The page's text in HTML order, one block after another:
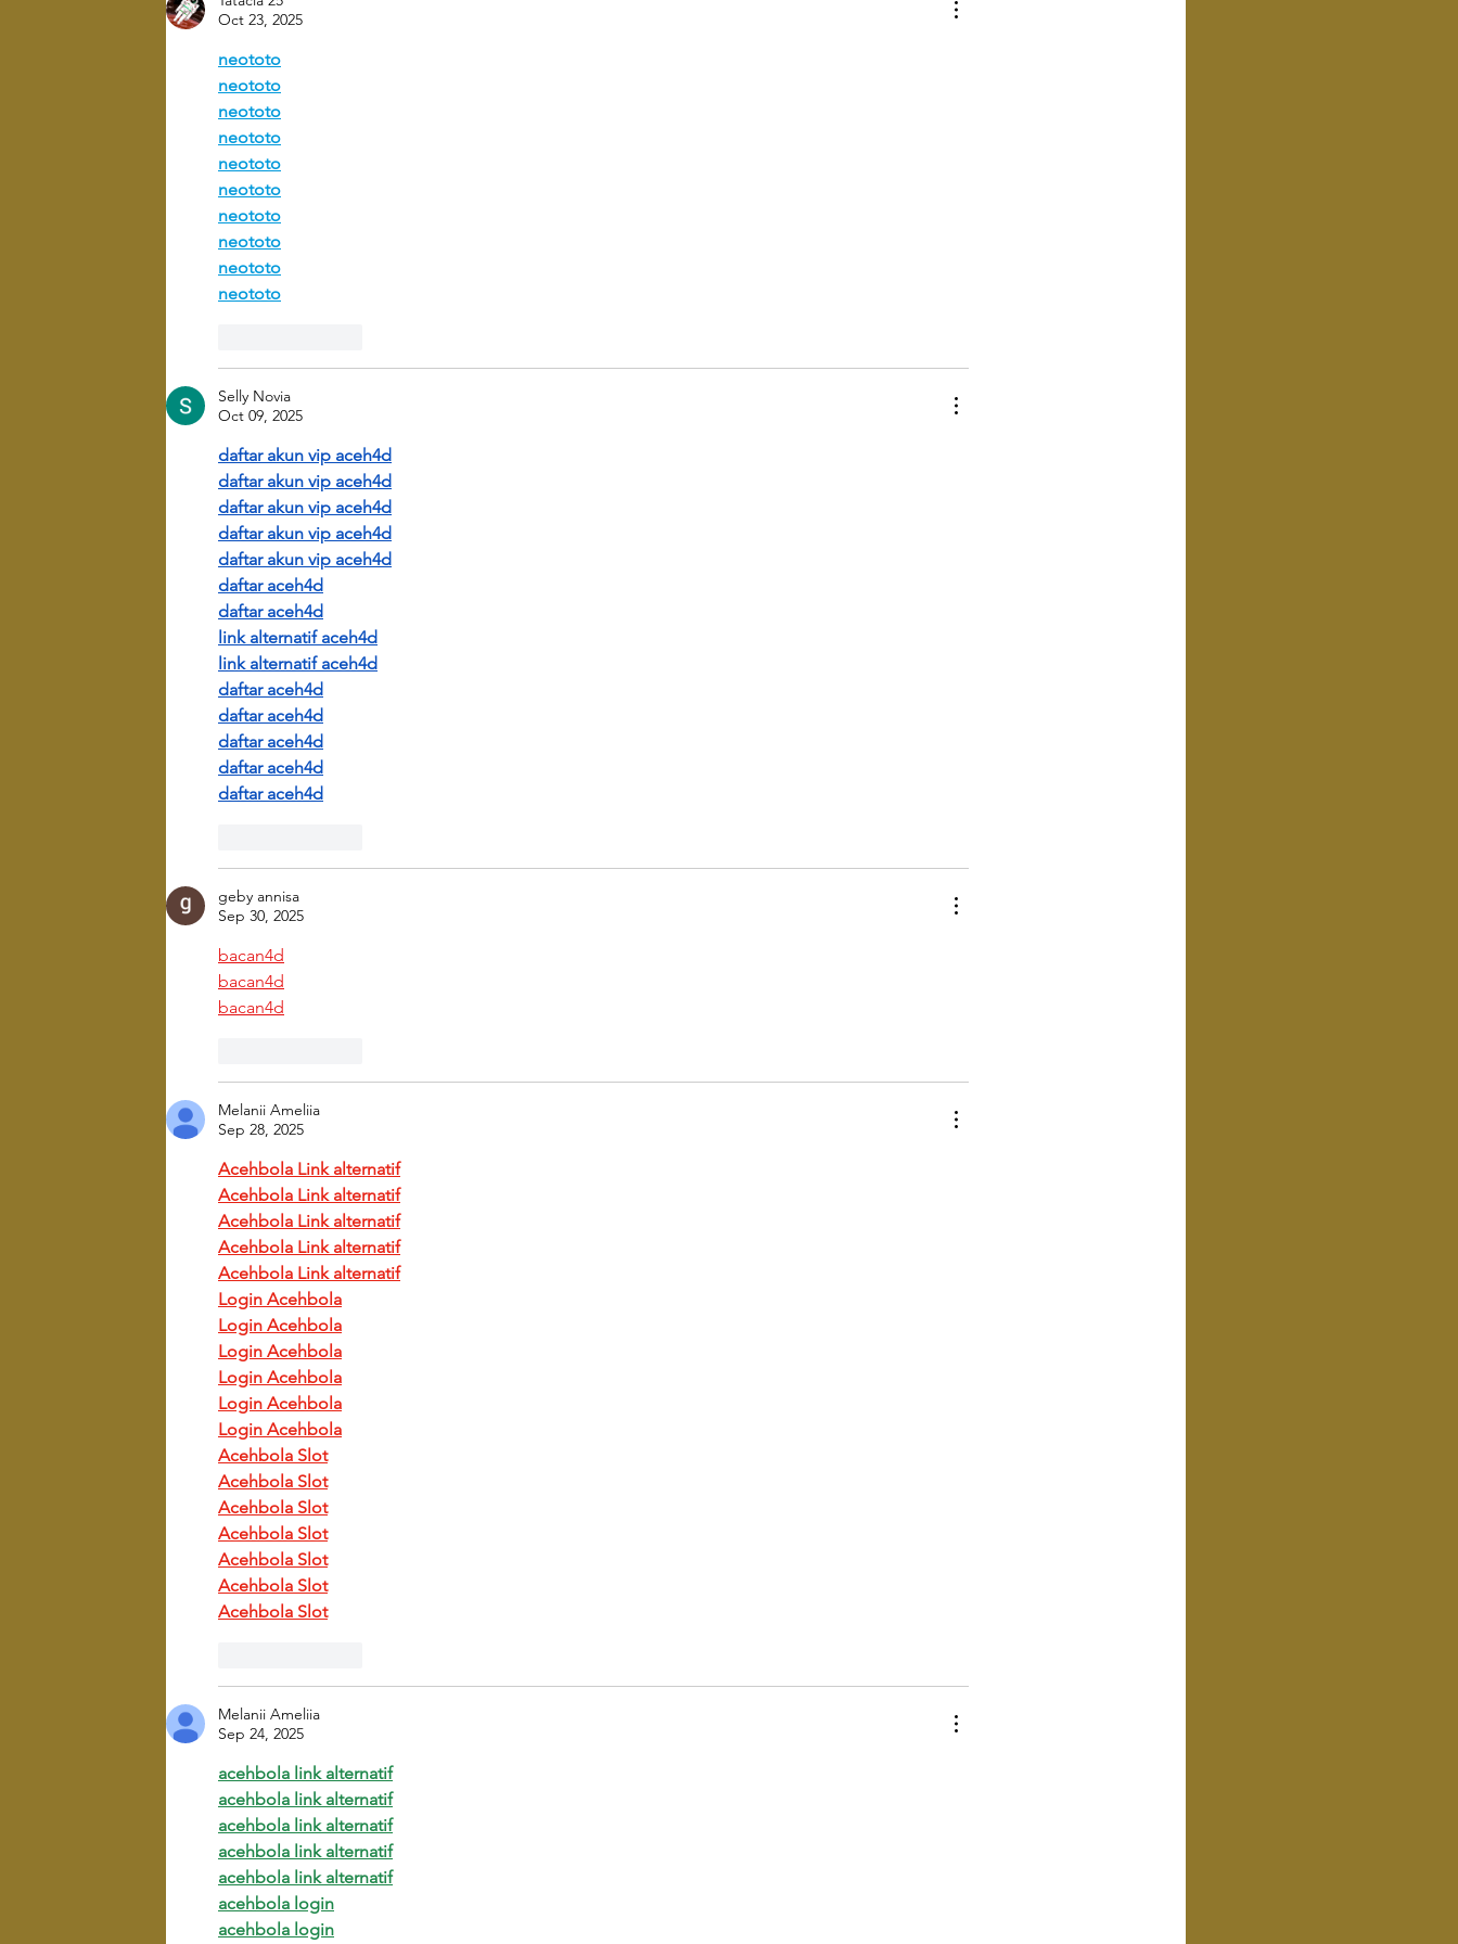
Oct 23, 2025
neototo
neototo
neototo
neototo
neototo
neototo
neototo
neototo
neototo
neototo
Selly Novia
Oct 09, 2025
daftar akun vip aceh4d
daftar akun vip aceh4d
daftar akun vip aceh4d
daftar akun vip aceh4d
daftar akun vip aceh4d
daftar aceh4d
daftar aceh4d
link alternatif aceh4d
link alternatif aceh4d
daftar aceh4d
daftar aceh4d
daftar aceh4d
daftar aceh4d
daftar aceh4d
geby annisa
Sep 30, 2025
bacan4d
bacan4d
bacan4d
Melanii Ameliia
Sep 28, 2025
Acehbola Link alternatif
Acehbola Link alternatif
Acehbola Link alternatif
Acehbola Link alternatif
Acehbola Link alternatif
Login Acehbola
Login Acehbola
Login Acehbola
Login Acehbola
Login Acehbola
Login Acehbola
Acehbola Slot
Acehbola Slot
Acehbola Slot
Acehbola Slot
Acehbola Slot
Acehbola Slot
Acehbola Slot
Melanii Ameliia
Sep 24, 2025
acehbola link alternatif
acehbola link alternatif
acehbola link alternatif
acehbola link alternatif
acehbola link alternatif
acehbola login
acehbola login